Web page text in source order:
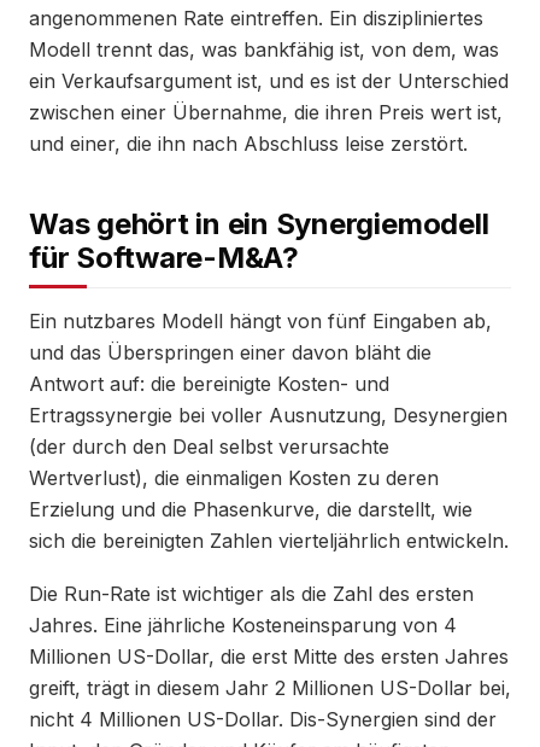
angenommenen Rate eintreffen. Ein diszipliniertes
Modell trennt das, was bankfähig ist, von dem, was
ein Verkaufsargument ist, und es ist der Unterschied
zwischen einer Übernahme, die ihren Preis wert ist,
und einer, die ihn nach Abschluss leise zerstört.
Was gehört in ein Synergiemodell
für Software-M&A?
Ein nutzbares Modell hängt von fünf Eingaben ab,
und das Überspringen einer davon bläht die
Antwort auf: die bereinigte Kosten- und
Ertragssynergie bei voller Ausnutzung, Desynergien
(der durch den Deal selbst verursachte
Wertverlust), die einmaligen Kosten zu deren
Erzielung und die Phasenkurve, die darstellt, wie
sich die bereinigten Zahlen vierteljährlich entwickeln.
Die Run-Rate ist wichtiger als die Zahl des ersten
Jahres. Eine jährliche Kosteneinsparung von 4
Millionen US-Dollar, die erst Mitte des ersten Jahres
greift, trägt in diesem Jahr 2 Millionen US-Dollar bei,
nicht 4 Millionen US-Dollar. Dis-Synergien sind der